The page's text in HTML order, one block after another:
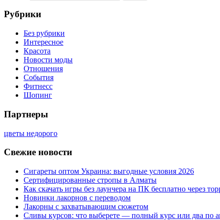
Рубрики
Без рубрики
Интересное
Красота
Новости моды
Отношения
События
Фитнесс
Шопинг
Партнеры
цветы недорого
Свежие новости
Сигареты оптом Украина: выгодные условия 2026
Сертифицированные стропы в Алматы
Как скачать игры без лаунчера на ПК бесплатно через
Новинки лакорнов с переводом
Лакорны с захватывающим сюжетом
Сливы курсов: что выберете — полный курс или два по